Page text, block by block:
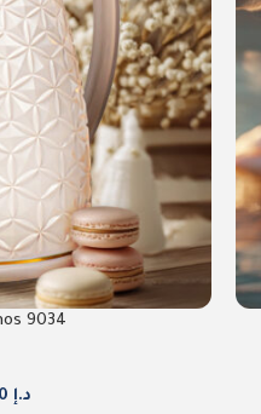
9034 SUGAR Thermos
د.إ